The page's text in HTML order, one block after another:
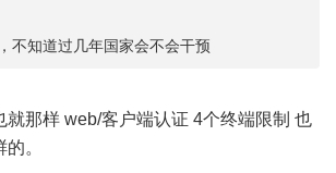
不知道过几年国家会不会干预
就那样 web/客户端认证 4个终端限制 也
。